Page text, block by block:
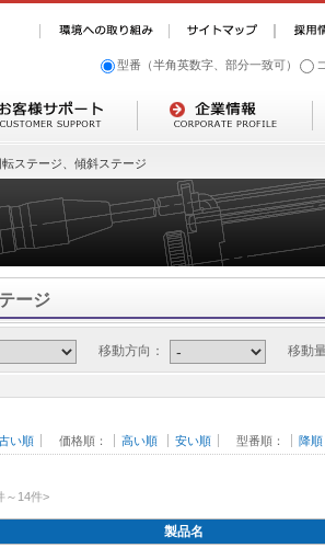
型番（半角英数字、部分一致可）
転ステージ、傾斜ステージ
ージ
移動方向： 移動
い順 価格順： 高い順 安い順 型番順： 降順
～ 14件>
製品名